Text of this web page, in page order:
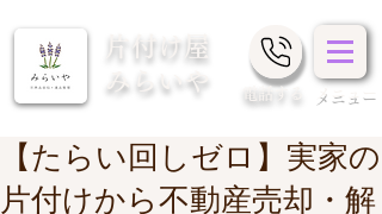
片付け屋
みらいや
​電話する メニュー
【たらい回しゼロ】実家の
片付けから不動産売却・解